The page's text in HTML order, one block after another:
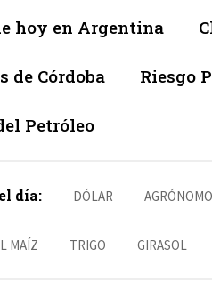
hoy en Argentina
de Córdoba Riesgo
Petróleo
día: DÓLAR
MAÍZ TRIGO GIRASOL